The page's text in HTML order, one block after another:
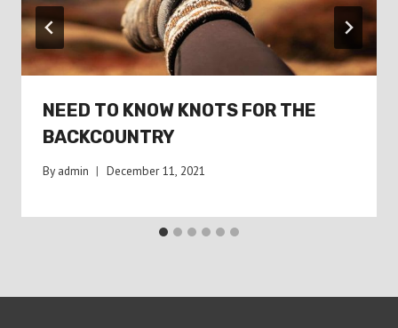
NEED TO KNOW KNOTS FOR THE
BACKCOUNTRY
By admin December 11, 2021